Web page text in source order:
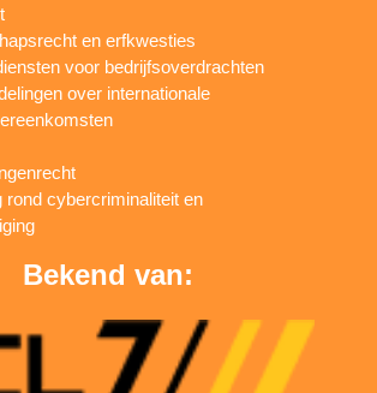
en erfkwesties
voor bedrijfsoverdrachten
over internationale
rond cybercriminaliteit en
Bekend van: